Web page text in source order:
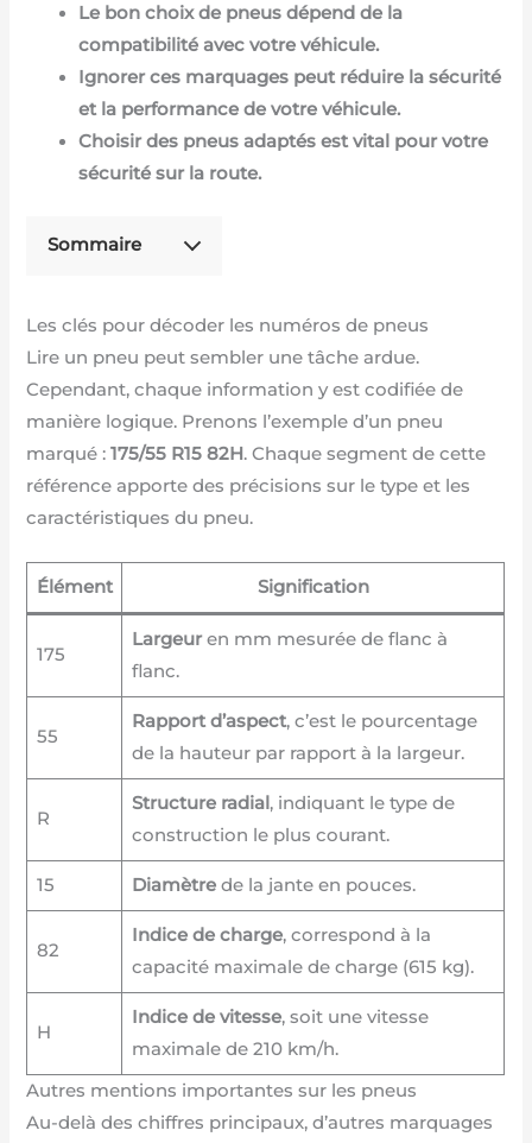
Le bon choix de pneus dépend de la
compatibilité avec votre véhicule.
Ignorer ces marquages peut réduire la sécurité
et la performance de votre véhicule.
Choisir des pneus adaptés est vital pour votre
sécurité sur la route.
Sommaire
Les clés pour décoder les numéros de pneus
Lire un pneu peut sembler une tâche ardue.
Cependant, chaque information y est codifiée de
manière logique. Prenons l’exemple d’un pneu
marqué :175/55 R15 82H. Chaque segment de cette
référence apporte des précisions sur le type et les
caractéristiques du pneu.
Élément Signification
175
Largeuren mm mesurée de flanc à
flanc.
55
Rapport d’aspect, c’est le pourcentage
de la hauteur par rapport à la largeur.
R
Structure radial, indiquant le type de
construction le plus courant.
15 Diamètrede la jante en pouces.
82
Indice de charge, correspond à la
capacité maximale de charge (615 kg).
H
Indice de vitesse, soit une vitesse
maximale de 210 km/h.
Autres mentions importantes sur les pneus
Au-delà des chiffres principaux, d’autres marquages